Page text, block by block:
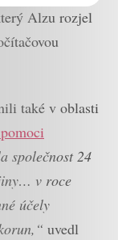
Alzu rozjel
také v oblasti
společnost 24
v roce
účely
uvedl